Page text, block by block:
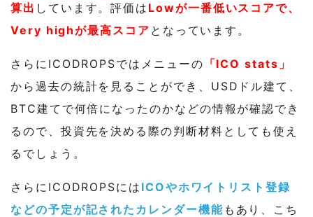
算出 しています。評価は Lowが一番低いスコアで、
Very highが最高スコア となっています。
さらにICODROPSではメニューの 「ICO stats」
から過去の統計を見ることができ、USDドル建て、
BTC建てで何倍になったのかなどの情報が確認でき
るので、投資先を決める際の判断材料としても使え
るでしょう。
さらにICODROPSには ICOやホワイトリスト登録
などの予定が記されたカレンダー機能 もあり、こち